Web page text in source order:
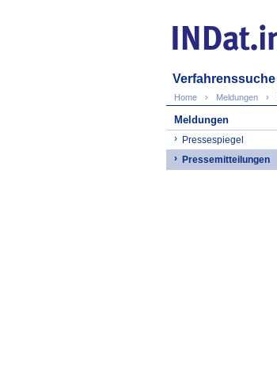
Verfahrenssuche
Home Meldungen
Meldungen
Pressespiegel
Pressemitteilungen